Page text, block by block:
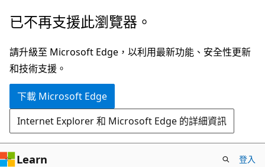
跳
主
要
內
已不再支援此瀏覽器。
請升級至 Microsoft Edge，以利用最新功能、安全性更新
和技術支援。
下載 Microsoft Edge
Internet Explorer 和 Microsoft Edge 的詳細資訊
Learn 登入